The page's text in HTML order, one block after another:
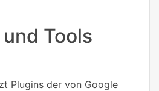
Tools
Plugins der von Google